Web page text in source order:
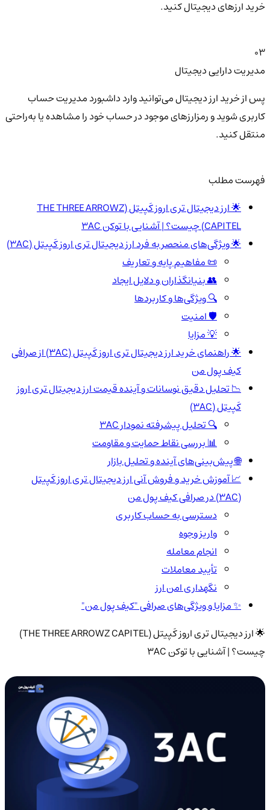
خرید ارزهای دیجیتال کنید.
03
مدیریت دارایی دیجیتال
پس از خرید ارز دیجیتال می‌توانید وارد داشبورد مدیریت حساب
کاربری شوید و رمزارزهای موجود در حساب خود را مشاهده یا به‌راحتی
منتقل کنید.
فهرست مطلب
🌟 ارز دیجیتال تری اروز کَپیتل (THE THREE ARROWZ
CAPITEL) چیست؟ | آشنایی با توکن 3AC
🌟 ویژگی‌های منحصر به فرد ارز دیجیتال تری اروز کَپیتل (3AC)
📜 مفاهیم پایه و تعاریف
👥 بنیانگذاران و دلایل ایجاد
🔍 ویژگی‌ها و کاربردها
🛡 امنیت
💡 مزایا
🌟 راهنمای خرید ارز دیجیتال تری اروز کَپیتل (3AC) از صرافی
کیف پول من
📉 تحلیل دقیق نوسانات و آینده قیمت ارز دیجیتال تری اروز
کَپیتل (3AC)
🔍 تحلیل پیشرفته نمودار 3AC
📊 بررسی نقاط حمایت و مقاومت
🌐 پیش‌بینی‌های آینده و تحلیل بازار
📈 آموزش خرید و فروش آنی ارز دیجیتال تری اروز کَپیتل
دسترسی به حساب کاربری
واریز وجوه
انجام معامله
تأیید معاملات
نگهداری امن ارز
✨ مزایا و ویژگی‌های صرافی "کیف پول من"
🌟 ارز دیجیتال تری اروز کَپیتل (THE THREE ARROWZ CAPITEL)
چیست؟ | آشنایی با توکن 3AC